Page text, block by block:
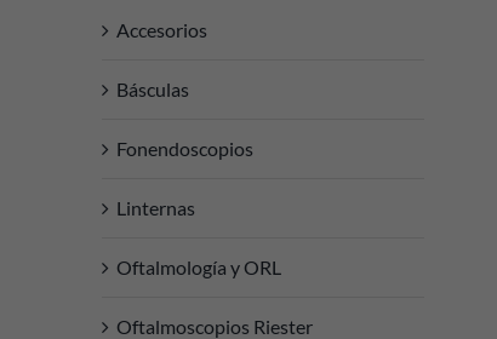
Accesorios
Básculas
Fonendoscopios
Linternas
Oftalmología y ORL
Oftalmoscopios Riester